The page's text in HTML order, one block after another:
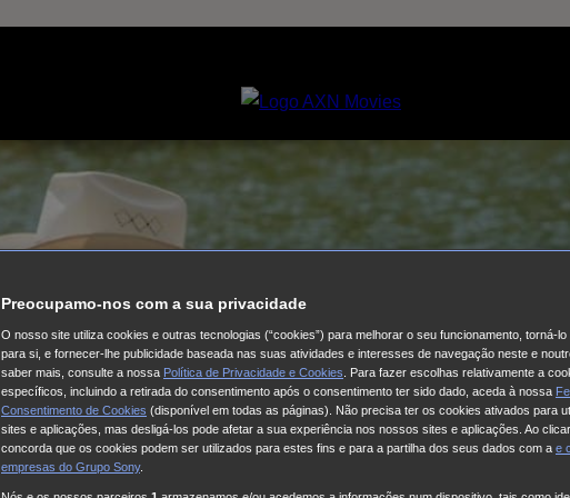
Preocupamo-nos com a sua privacidade
O nosso site utiliza cookies e outras tecnologias (“cookies”) para melhorar o seu funcionamento, torná-lo
para si, e fornecer-lhe publicidade baseada nas suas atividades e interesses de navegação neste e
saber mais, consulte a nossa Política de Privacidade e Cookies . Para fazer escolhas relativamente a
específicos, incluindo a retirada do consentimento após o consentimento ter sido dado, aceda à nossa
Consentimento de Cookies (disponível em todas as páginas). Não precisa ter os cookies ativados para
sites e aplicações, mas desligá-los pode afetar a sua experiência nos nossos sites e aplicações. Ao
concorda que os cookies podem ser utilizados para estes fins e para a partilha dos seus dados com a e
empresas do Grupo Sony.